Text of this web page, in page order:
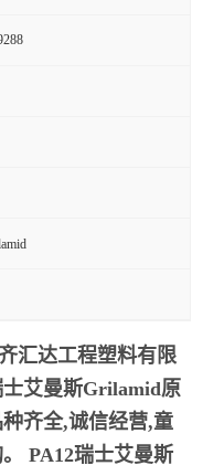
汇达工程塑料有限
士艾曼斯Grilamid原
齐全,诚信经营,童
PA12瑞士艾曼斯